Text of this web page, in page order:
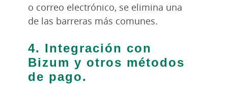
o correo electrónico, se elimina una
de las barreras más comunes.
4. Integración con
Bizum y otros métodos
de pago.